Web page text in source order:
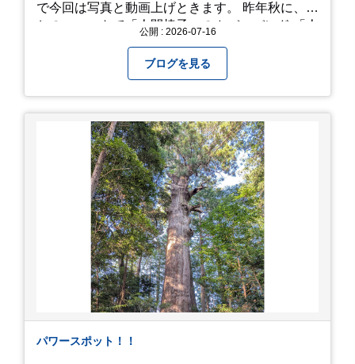
で今回は写真と動画上げときます。 昨年秋に、娘
とのユニットで「人間椅子」のカバーバンド 「人
画にしており、娘のファンからもアップしてくれ
ッ！」とされているので ここだけの公開としま
す。 非常に暑苦しいのでご観覧される方は、ご注
意くださいませ。 では、熱中症に気を付けて、お
過ごしください。
https://youtu.be/QWVP8qzpsUE
公開 : 2026-07-16
ブログを見る
パワースポット！！